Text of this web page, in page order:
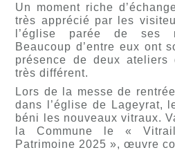
Un moment riche
très apprécié par les
l’église parée de ses
Beaucoup d’entre eux ont
présence de deux ateliers
très différent.
Lors de la messe de
dans l’église de Lageyrat,
béni les nouveaux vitraux.
la Commune le «
Patrimoine 2025 », œuvre